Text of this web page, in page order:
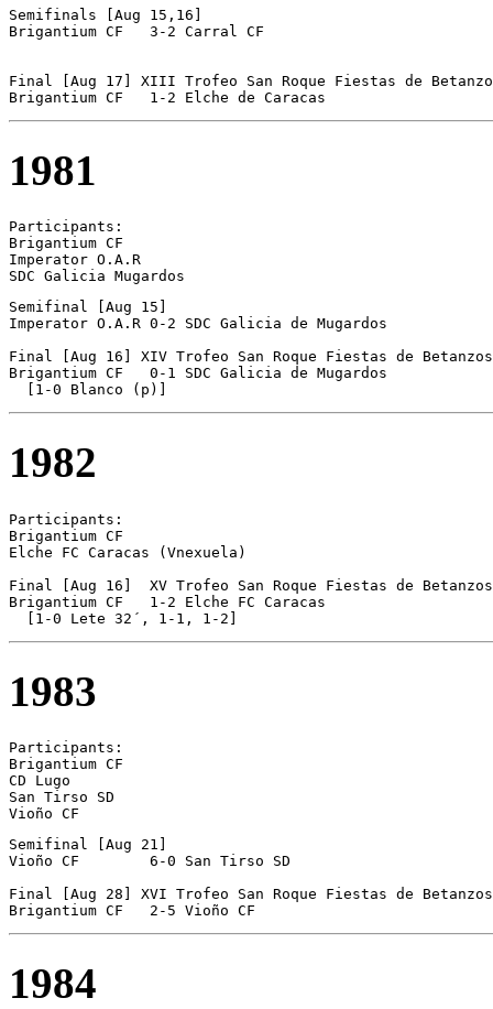
Semifinals [Aug 15,16]
Brigantium CF	3-2 Carral CF
Final [Aug 17] XIII Trofeo San Roque Fiestas de
Brigantium CF	1-2 Elche de Caracas
1981
Participants:
Brigantium CF
Imperator O.A.R
Semifinal [Aug 15]
Imperator O.A.R	0-2 SDC Galicia de Mugardos
Final [Aug 16] XIV Trofeo San Roque Fiestas de Betanzos
Brigantium CF	0-1 SDC Galicia de Mugardos
  [1-0 Blanco (p)]
1982
Participants:
Brigantium CF
Elche FC Caracas (Vnexuela)
Final [Aug 16]  XV Trofeo San Roque Fiestas de Betanzos
Brigantium CF	1-2 Elche FC Caracas
  [1-0 Lete 32´, 1-1, 1-2]
1983
Participants:
Brigantium CF
CD Lugo
San Tirso SD
Vioño CF
Semifinal [Aug 21]
Vioño CF	6-0 San Tirso SD
Final [Aug 28] XVI Trofeo San Roque Fiestas de Betanzos
Brigantium CF	2-5 Vioño CF
1984